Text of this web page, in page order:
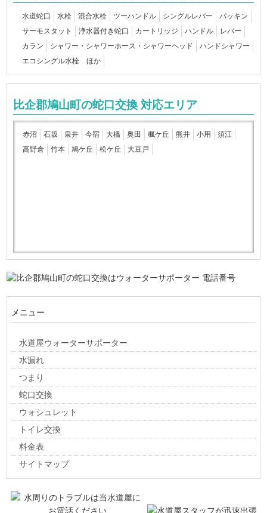
水道蛇口 水栓 混合水栓 ツーハンドル シングルレバー
パッキン
サーモスタット
浄水器付き蛇口 カートリッジ ハンドル
レバー
カラン
シャワー・シャワーホース・シャワーヘッド
ハンドシャワー
エコシングル水栓 ほか
比企郡鳩山町の蛇口交換 対応エリア
赤沼 石坂 泉井 今宿 大橋 奥田 楓ケ丘 熊井 小用
須江
高野倉
竹本 鳩ケ丘 松ケ丘 大豆戸
メニュー
水道屋ウォーターサポーター
水漏れ
つまり
蛇口交換
ウォシュレット
トイレ交換
料金表
サイトマップ